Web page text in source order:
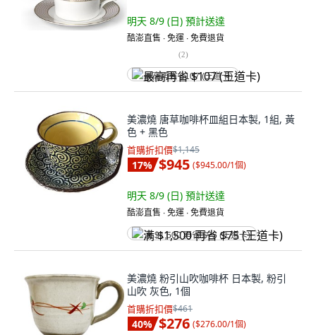
明天 8/9 (日) 預計送達
酷澎直售 ∙ 免運 ∙ 免費退貨
(2)
最高再省 $107 (王道卡)
美濃燒 唐草咖啡杯皿組日本製, 1組, 黃
色 + 黑色
首購折扣價$1,145
17% $945 ($945.00/1個)
明天 8/9 (日) 預計送達
酷澎直售 ∙ 免運 ∙ 免費退貨
满 $1,500 再省 $75 (王道卡)
美濃燒 粉引山吹咖啡杯 日本製, 粉引
山吹 灰色, 1個
首購折扣價$461
40% $276 ($276.00/1個)